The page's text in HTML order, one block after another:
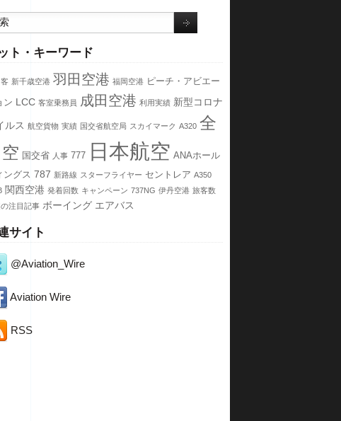
ト・キーワード
新千歳空港 羽田空港 福岡空港 ピーチ・アビエー
ン LCC 客室乗務員 成田空港 利用実績 新型コロナ
ルス 航空貨物 実績 国交省航空局 スカイマーク A320 全
空 国交省 人事 777 日本航空 ANAホール
ングス 787 新路線 スターフライヤー セントレア A350
関西空港 発着回数 キャンペーン 737NG 伊丹空港 旅客数
注目記事 ボーイング エアバス
サイト
@Aviation_Wire
Aviation Wire
RSS